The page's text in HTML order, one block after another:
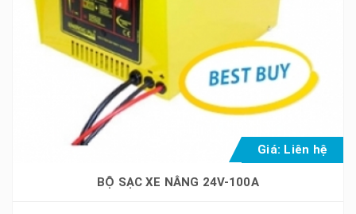
Giá: Liên hệ
BỘ SẠC XE NÂNG 24V-100A